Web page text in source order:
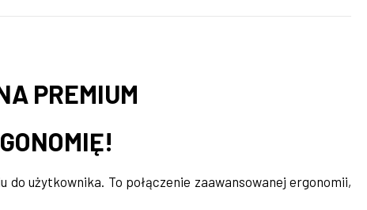
PREMIUM
użytkownika. To połączenie zaawansowanej ergonomii,